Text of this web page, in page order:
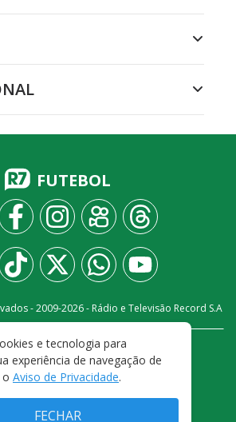
FUTEBOL
- 2009-2026- Rádio e Televisão Record S.A
FALE CONOSCO
PRIVACIDADE
E CONDIÇÕES DE USO
e tecnologia para
experiência de navegação de
Aviso de Privacidade.
FECHAR